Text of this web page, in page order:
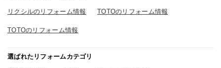
リクシルのリフォーム情報 TOTOのリフォーム情報
TOTOのリフォーム情報
選ばれたリフォームカテゴリ